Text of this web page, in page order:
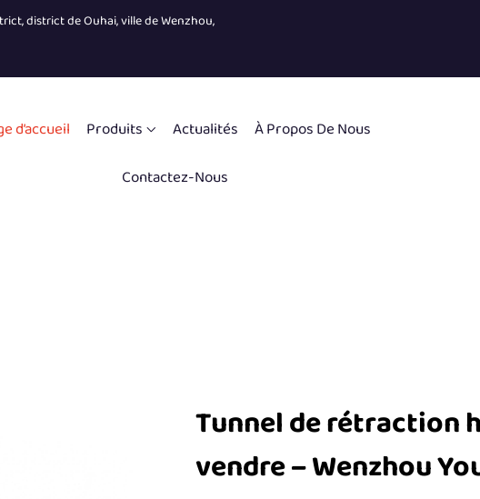
district de Ouhai, ville de Wenzhou,
d’accueil Produits Actualités
À Propos De Nous
Contactez-Nous
Tunnel de rétraction
vendre – Wenzhou